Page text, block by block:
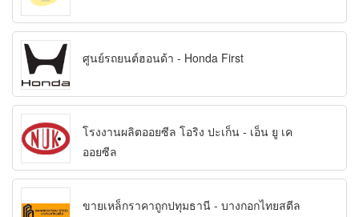
ศูนย์รถยนต์ฮอนด้า - Honda First
โรงงานผลิตออยซีล โอริง ปะเก็น - เอ็น ยู เค
ออยซีล
ขายเหล็กราคาถูกปทุมธานี - บางกอกไทยสตีล